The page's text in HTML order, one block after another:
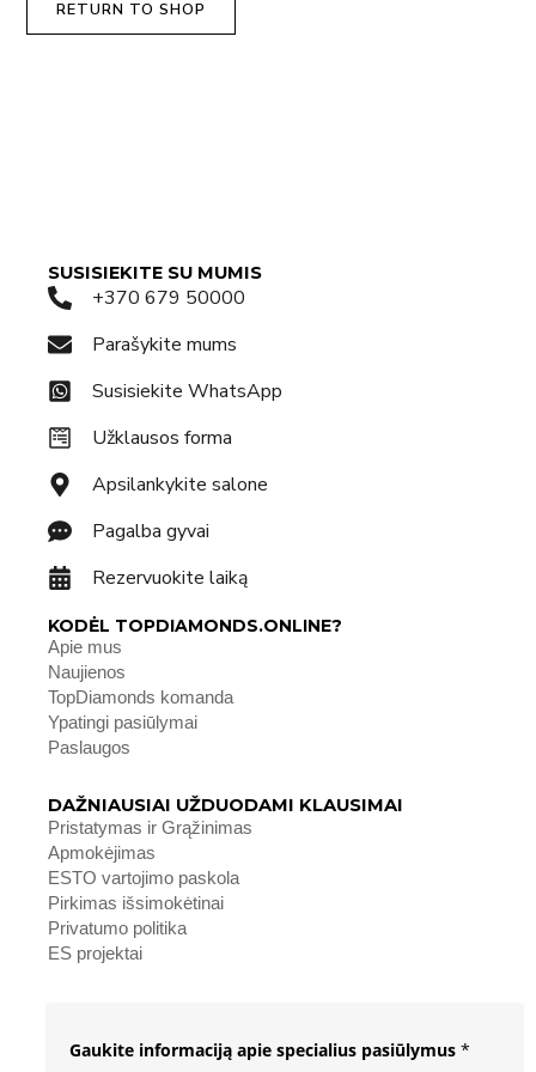
RETURN TO SHOP
SUSISIEKITE SU MUMIS
+370 679 50000
Parašykite mums
Susisiekite WhatsApp
Užklausos forma
Apsilankykite salone
Pagalba gyvai
Rezervuokite laiką
KODĖL TOPDIAMONDS.ONLINE?
Apie mus
Naujienos
TopDiamonds komanda
Ypatingi pasiūlymai
Paslaugos
DAŽNIAUSIAI UŽDUODAMI KLAUSIMAI
Pristatymas ir Grąžinimas
Apmokėjimas
ESTO vartojimo paskola
Pirkimas išsimokėtinai
Privatumo politika
ES projektai
Gaukite informaciją apie specialius pasiūlymus *